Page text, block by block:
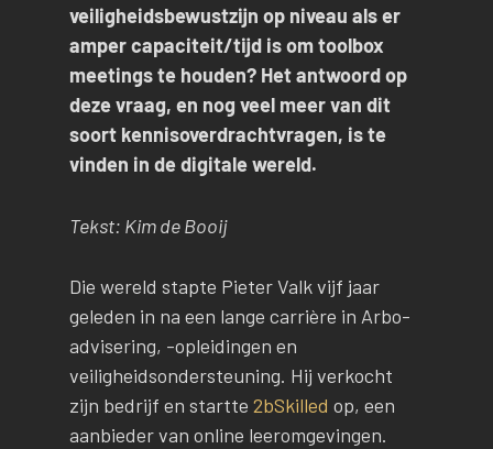
veiligheidsbewustzijn op niveau als er
amper capaciteit/tijd is om toolbox
meetings te houden? Het antwoord op
deze vraag, en nog veel meer van dit
soort kennisoverdrachtvragen, is te
vinden in de digitale wereld.
Tekst: Kim de Booij
Die wereld stapte Pieter Valk vijf jaar
geleden in na een lange carrière in Arbo-
advisering, -opleidingen en
veiligheidsondersteuning. Hij verkocht
zijn bedrijf en startte 2bSkilled op, een
aanbieder van online leeromgevingen.